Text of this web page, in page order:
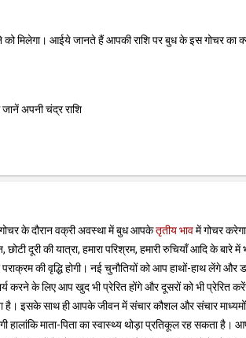
मिलेगा। आईये जानते हैं आपकी राशि पर बुध के इस गोचर का
अपनी चंद्र राशि
के दौरान वक्री अवस्था में बुध आपकेतृतीय भावमें गोचर
दूरी की यात्रा, हमारा परिश्रम, हमारी रुचियाँ आदि के बारे
की वृद्धि होगी। नई चुनौतियों को आप हाथों-हाथ लेंगे और
करने के लिए आप खुद भी प्रेरित होंगे और दूसरों को भी प्रेरित
इसके साथ ही आपके जीवन में संचार कौशल और संचार
माता-पिता का स्वास्थ्य थोड़ा प्रतिकूल रह सकता है।